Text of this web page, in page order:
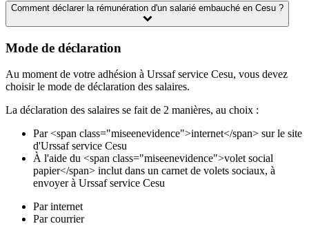
Comment déclarer la rémunération d'un salarié embauché en Cesu ?
Mode de déclaration
Au moment de votre adhésion à Urssaf service Cesu, vous devez
choisir le mode de déclaration des salaires.
La déclaration des salaires se fait de 2 manières, au choix :
Par <span class="miseenevidence">internet</span> sur le site
d'Urssaf service Cesu
À l'aide du <span class="miseenevidence">volet social
papier</span> inclut dans un carnet de volets sociaux, à
envoyer à Urssaf service Cesu
Par internet
Par courrier